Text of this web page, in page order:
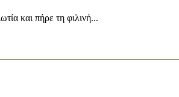
και πήρε τη φιλινή...